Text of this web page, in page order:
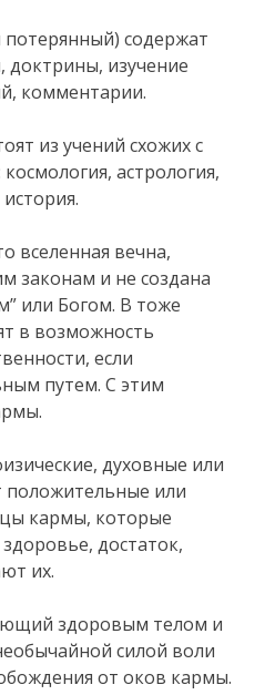
содержат
доктрины, изучение
комментарии.
из учений схожих с
астрология,
вселенная вечна,
законам и не создана
или Богом. В тоже
в возможность
если
путем. С этим
духовные или
положительные или
кармы, которые
достаток,
их.
здоровым телом и
силой воли
от оков кармы.